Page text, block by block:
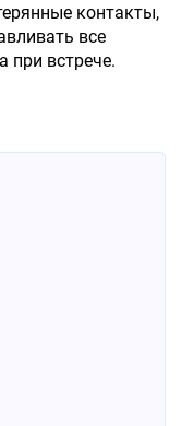
контакты,
все
при встрече.